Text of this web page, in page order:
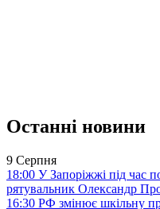
Останні новини
9 Серпня
18:00 У Запоріжжі під час
рятувальник Олександр
16:30 РФ змінює шкільну